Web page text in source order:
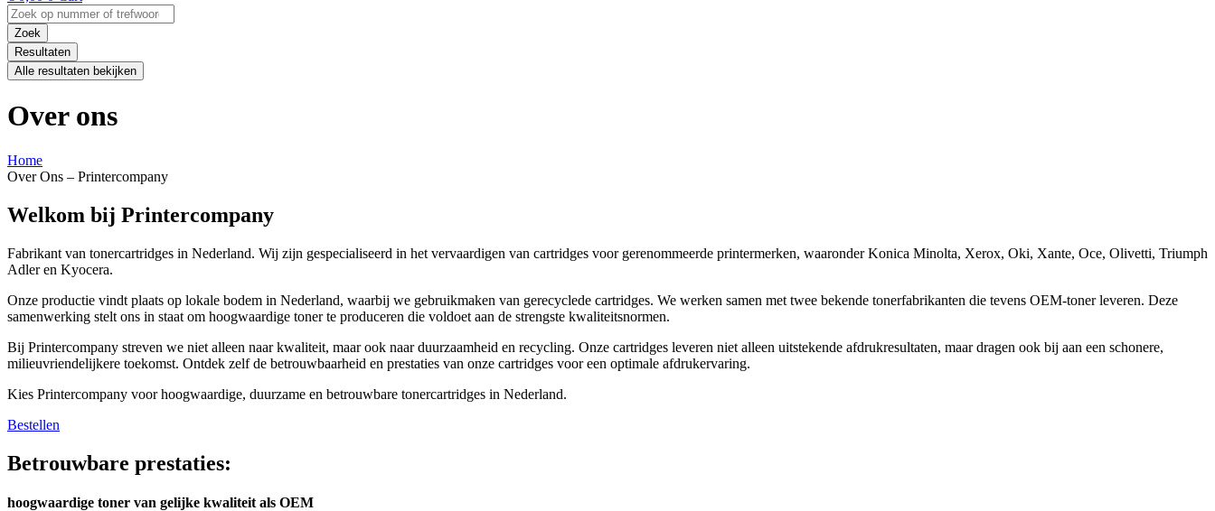
Search
...Zoek
Resultaten
Alle resultaten bekijken
Over ons
Home
Over Ons – Printercompany
Welkom bij Printercompany
Fabrikant van tonercartridges in Nederland. Wij zijn gespecialiseerd in het vervaardigen van cartridges voor gerenommeerde printermerken, waaronder Konica Minolta, Xerox, Oki, Xante, Oce, Olivetti, Triumph
Adler en Kyocera.
Onze productie vindt plaats op lokale bodem in Nederland, waarbij we gebruikmaken van gerecyclede cartridges. We werken samen met twee bekende tonerfabrikanten die tevens OEM-toner leveren. Deze
samenwerking stelt ons in staat om hoogwaardige toner te produceren die voldoet aan de strengste kwaliteitsnormen.
Bij Printercompany streven we niet alleen naar kwaliteit, maar ook naar duurzaamheid en recycling. Onze cartridges leveren niet alleen uitstekende afdrukresultaten, maar dragen ook bij aan een schonere,
milieuvriendelijkere toekomst. Ontdek zelf de betrouwbaarheid en prestaties van onze cartridges voor een optimale afdrukervaring.
Kies Printercompany voor hoogwaardige, duurzame en betrouwbare tonercartridges in Nederland.
Bestellen
Betrouwbare prestaties:
hoogwaardige toner van gelijke kwaliteit als OEM